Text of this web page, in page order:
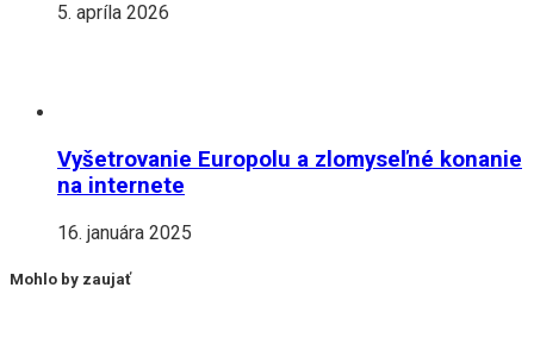
5. apríla 2026
Vyšetrovanie Europolu a zlomyseľné konanie
na internete
16. januára 2025
Mohlo by zaujať